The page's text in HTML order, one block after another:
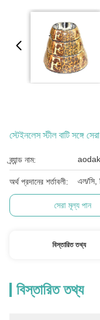
স্টেইনলেস স্টীল বাটি সঙ্গে
ব্র্যান্ড নাম:
অর্থ প্রদানের শর্তাবলী: এল/সি,
সেরা মূল্য পান
বিস্তারিত তথ্য
বিস্তারিত তথ্য